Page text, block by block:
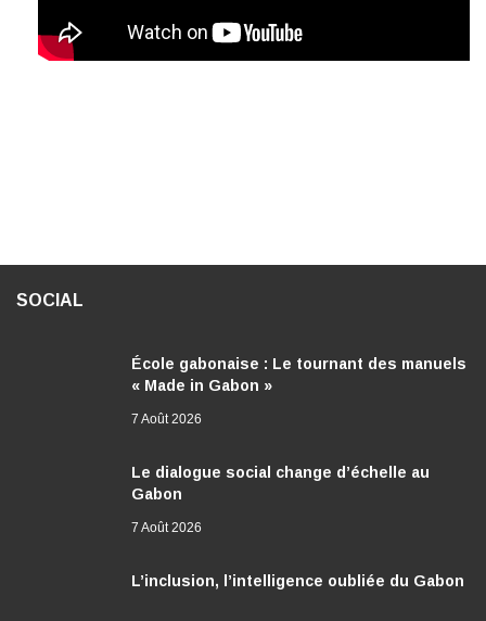
SOCIAL
École gabonaise : Le tournant des manuels
« Made in Gabon »
7 Août 2026
Le dialogue social change d’échelle au
Gabon
7 Août 2026
L’inclusion, l’intelligence oubliée du Gabon